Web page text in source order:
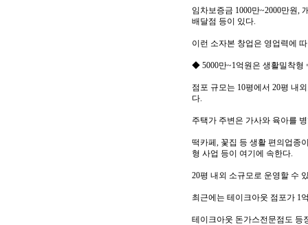
임차보증금 1000만~2000만원,
배달점 등이 있다.
이런 소자본 창업은 영업력에
◆ 5000만~1억원은 생활밀착형
점포 규모는 10평에서 20평 내
다.
주택가 주변은 가사와 육아를
떡카페, 꽃집 등 생활 편의업종
형 사업 등이 여기에 속한다.
20평 내외 소규모로 운영할 수
최근에는 테이크아웃 점포가 1
테이크아웃 돈가스전문점도 등